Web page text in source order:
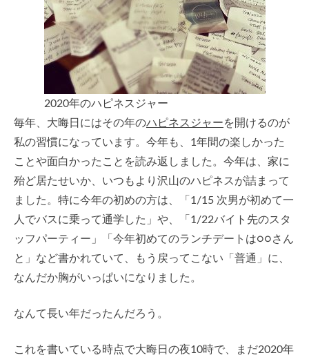
2020年のハピネスジャー
毎年、大晦日にはその年のハピネスジャーを開けるのが
私の習慣になっています。今年も、1年間の楽しかった
ことや面白かったことを読み返しました。今年は、家に
殆ど居たせいか、いつもより沢山のハピネスが詰まって
ました。特に今年の初めの方は、「1/15 次男が初めて一
人でバスに乗って通学した」や、「1/22バイト先のスタ
ッフパーティー」「今年初めてのランチデートは○○さん
と」など書かれていて、もう戻ってこない「普通」に、
なんだか胸がいっぱいになりました。
なんて長い年だったんだろう。
これを書いている時点で大晦日の夜10時で、まだ2020年